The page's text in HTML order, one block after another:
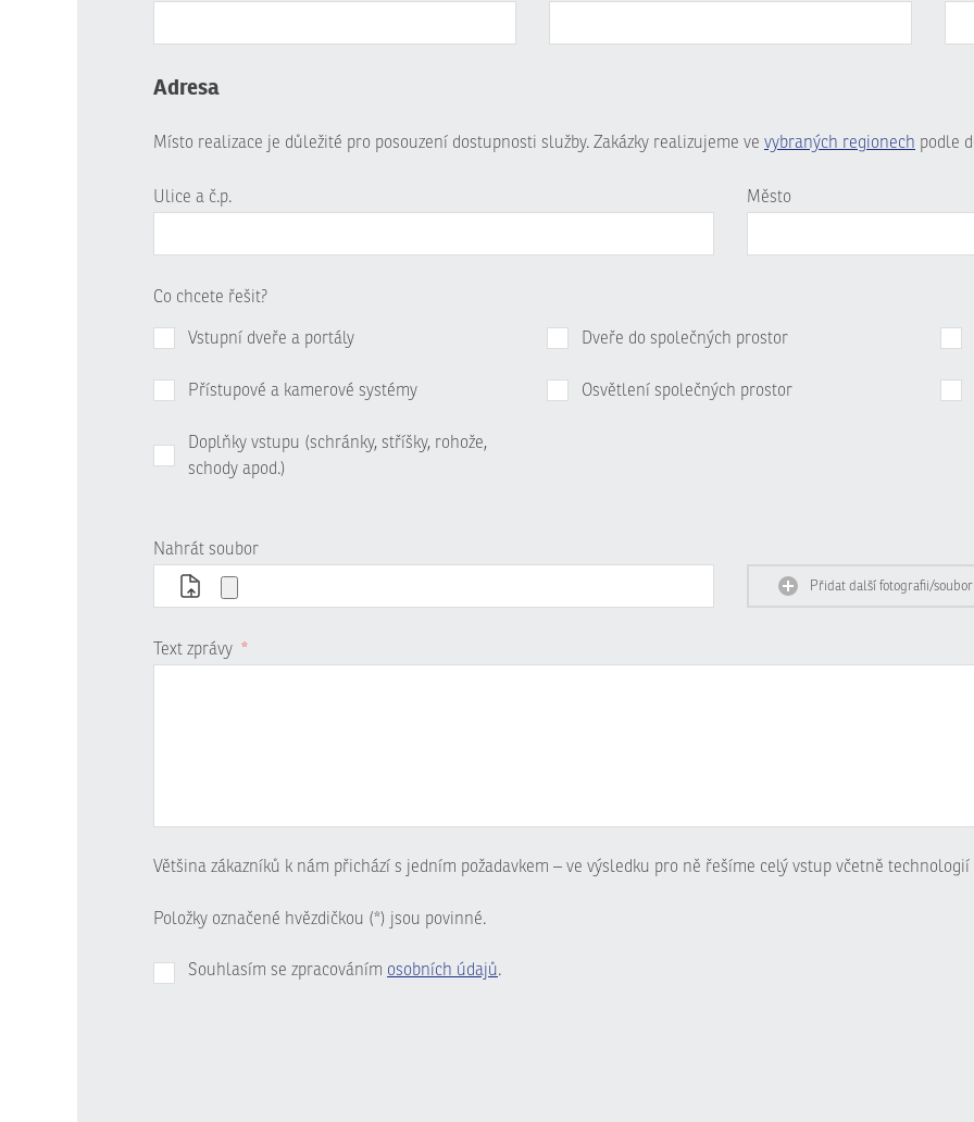
Adresa
Místo realizace je důležité pro posouzení dostupnosti služby. Zakázky realizujeme ve vybraných regionech podle
Ulice a č.p. Město
Co chcete řešit?
Vstupní dveře a portály Dveře do společných prostor
Přístupové a kamerové systémy Osvětlení společných prostor
Doplňky vstupu (schránky, stříšky, rohože,
schody apod.)
Nahrát soubor
Přidat další fotografii/soubor
Text zprávy *
Většina zákazníků k nám přichází s jedním požadavkem – ve výsledku pro ně řešíme celý vstup včetně
Položky označené hvězdičkou (*) jsou povinné.
Souhlasím se zpracováním osobních údajů.